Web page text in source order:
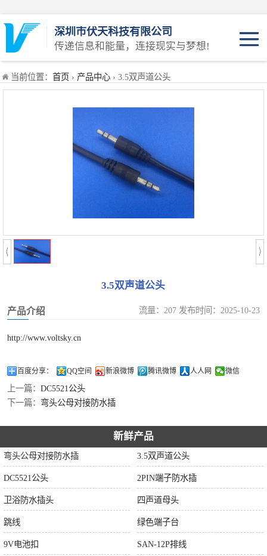
深圳市伏天科技有限公司
传递信息和能量，连接现实与梦想!
当前位置： 首页 › 产品中心 › 3.5双声道公头
3.5双声道公头
产品介绍 流量：207 发布时间：2025-10-23
http://www.voltsky.cn
百度分享： QQ空间 新浪微博 腾讯微博 人人网 微信
上一篇： DC5521公头
下一篇： 弯头公母对接防水插
新鲜产品
弯头公母对接防水插 3.5双声道公头
DC5521公头 2PIN端子防水插
卫浴防水插头 四声道母头
跳线 绿色端子台
9V电池扣 SAN-12P排线
JST系列